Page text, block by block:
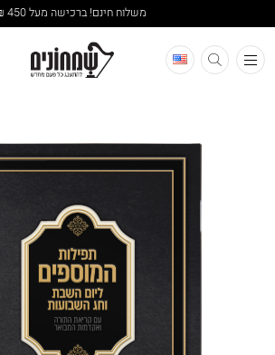
משלוח חינם! ברכישה מעל 450 ₪
תפריט